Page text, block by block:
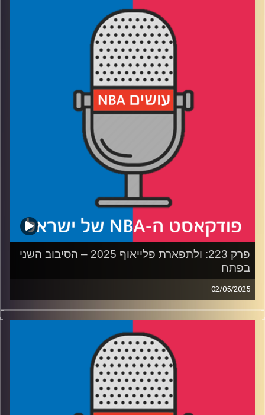
רבע 1: הניו יורק ניקס עושים היסטוריה, בוסטון סלטיקס עושה
רבע 2: אוקלהומה סיטי נותנת, דנבר נאגטס לוקחת. ראסל
ווסטברוק נותן, ארון גורדון לוקח
רבע3: טייריס האליברטון אנדרייטד, באדי הילד נכנס לתפקיד
עידן לוצקי
פרק 223: ולתפארת פלייאוף 2025 – הסיבוב השני
בפתח
02/05/2025
פודקאסט האן.בי.איי עם ערן סורוקה, שרון דוידוביץ', משה
דוידוביץ' ועידן לוצקי, בשיתוף קול האוניברסיטה.
רבע 1: החזק שורד בין דנבר לקליפרס, מי ישרוד את הקיץ
רבע 2: הווריורס והרוקטס במלחמת התשה, מינסוטה גדולה על
רבע 3: בוסטון והניקס בראן אנד גן, דטרויט סובלת מפצעי